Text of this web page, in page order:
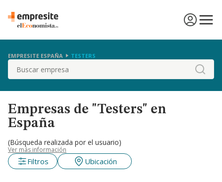
EMPRESITE ESPAÑA TESTERS
Buscar
Empresas de "Testers" en
España
(Búsqueda realizada por el usuario)
Ver más información
Filtros Ubicación